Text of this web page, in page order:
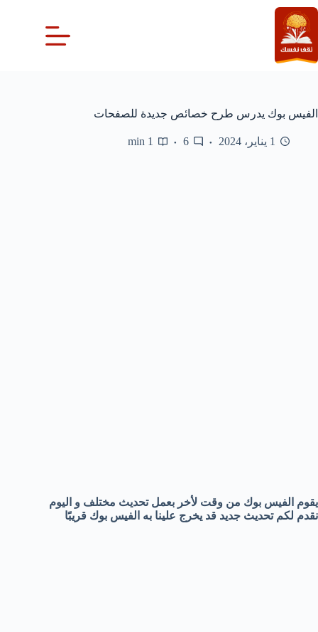
التجاوز
إلى
المحتوى
الفيس بوك يدرس طرح خصائص جديدة للصفحات
1 يناير، 2024 6
1 min
يقوم الفيس بوك من وقت لأخر بعمل تحديث مختلف و اليوم
نقدم لكم تحديث جديد قد يخرج علينا به الفيس بوك قريبًا